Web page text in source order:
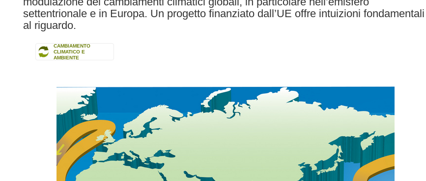
settentrionale e in Europa. Un progetto finanziato dall’UE offre intuizioni fondamentali
al riguardo.
CAMBIAMENTO
CLIMATICO E
AMBIENTE